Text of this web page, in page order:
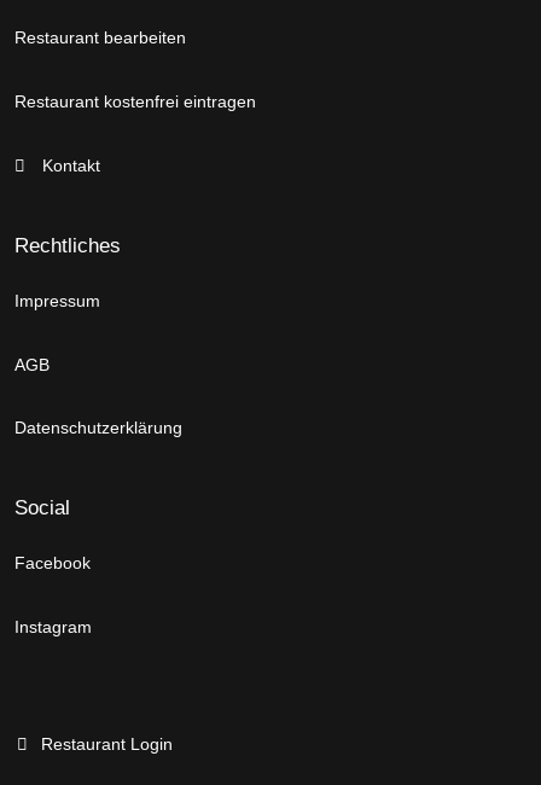
Restaurant bearbeiten
Restaurant kostenfrei eintragen
Kontakt
Rechtliches
Impressum
AGB
Datenschutzerklärung
Social
Facebook
Instagram
Restaurant Login